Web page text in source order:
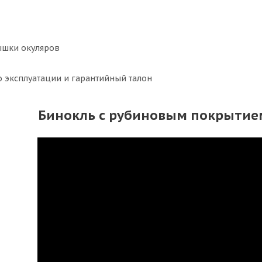
окуляров
эксплуатации и гарантийный талон
Бинокль с рубиновым